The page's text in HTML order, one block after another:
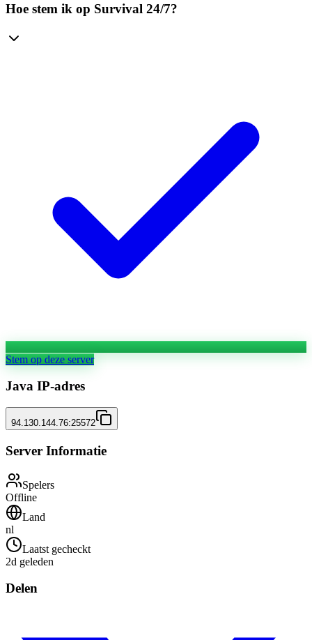
Hoe stem ik op Survival 24/7?
Stem op deze server
Java IP-adres
94.130.144.76:25572
Server Informatie
Spelers
Offline
Land
nl
Laatst gecheckt
2d geleden
Delen